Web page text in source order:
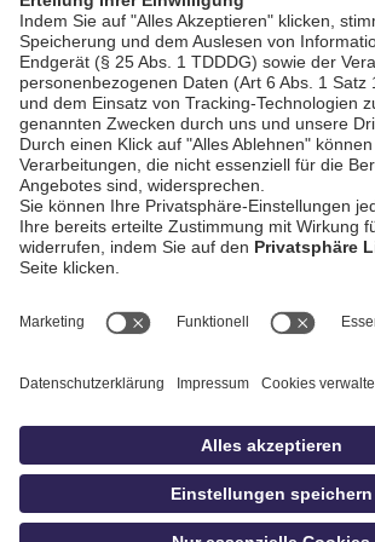
AGB / Gewinnspiele
Datenschutz
Impressum
idowa.de
Privatsphäre